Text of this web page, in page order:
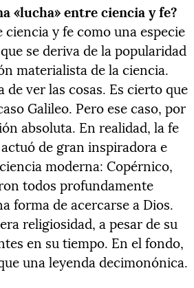
«lucha» entre ciencia y fe?
y fe como una especie
se deriva de la popularidad
materialista de la ciencia.
ver las cosas. Es cierto que
Galileo. Pero ese caso, por
absoluta. En realidad, la fe
de gran inspiradora e
moderna: Copérnico,
todos profundamente
forma de acercarse a Dios.
religiosidad, a pesar de su
en su tiempo. En el fondo,
una leyenda decimonónica.